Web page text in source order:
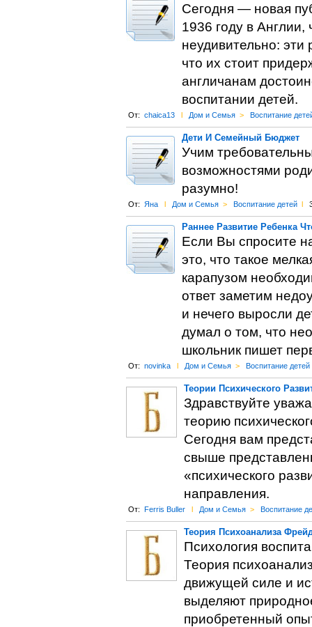
Сегодня — новая
1936 году в
неудивительно:
что их стоит
англичанам
воспитании детей.
От: chaica13 l Дом и Семья > Воспитание
Дети И Семейный Бюджет
Учим
возможностями
разумно!
От: Яна l Дом и Семья > Воспитание детей l
Раннее Развитие Ребенка
Если Вы спросите
это, что такое
карапузом
ответ заметим
и нечего выросли
думал о том, что
школьник пишет
От: novinka l Дом и Семья > Воспитание детей
Теории Психического
Здравствуйте
теорию
Сегодня вам
свыше
«психического
направления.
От: Ferris Buller l Дом и Семья > Воспитание
Теория Психоанализа
Психология
Теория
движущей силе и
выделяют
приобретенный